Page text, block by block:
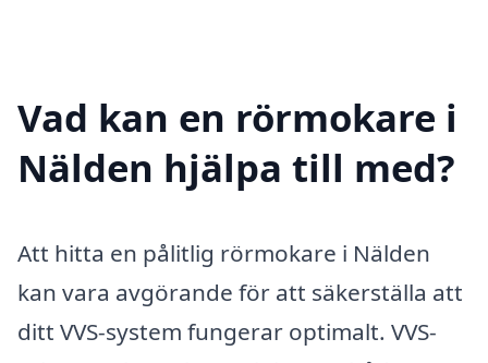
Vad kan en rörmokare i
Nälden hjälpa till med?
Att hitta en pålitlig rörmokare i Nälden
kan vara avgörande för att säkerställa att
ditt VVS-system fungerar optimalt. VVS-